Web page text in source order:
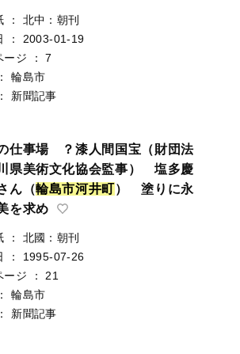
：
北中：朝刊
：
2003-01-19
ージ
：
7
：
輪島市
： 新聞記事
仕事場 ？漆人間国宝（財団法
県美術文化協会監事） 塩多慶
ん（輪島市河井町） 塗りに永
を求め
：
北國：朝刊
：
1995-07-26
ージ
：
21
：
輪島市
： 新聞記事